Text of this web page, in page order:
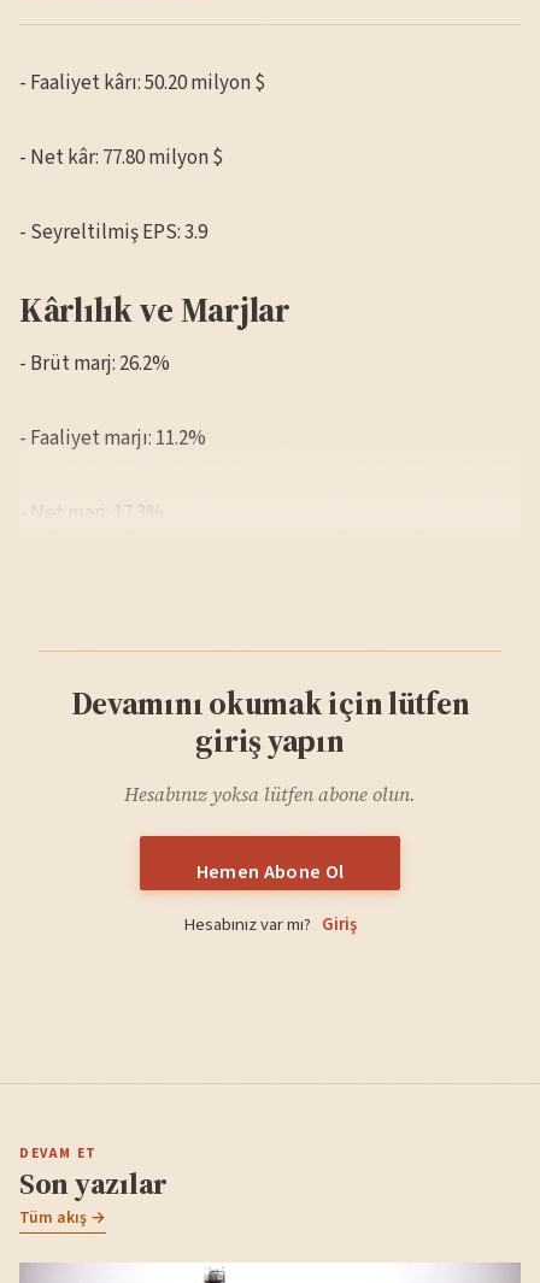
- Faaliyet kârı: 50.20 milyon $
- Net kâr: 77.80 milyon $
- Seyreltilmiş EPS: 3.9
Kârlılık ve Marjlar
- Brüt marj: 26.2%
- Faaliyet marjı: 11.2%
- Net marj: 17.3%
Devamını okumak için lütfen
giriş yapın
Hesabınız yoksa lütfen abone olun.
Hemen Abone Ol
Hesabınız var mı? Giriş
DEVAM ET
Son yazılar
Tüm akış →